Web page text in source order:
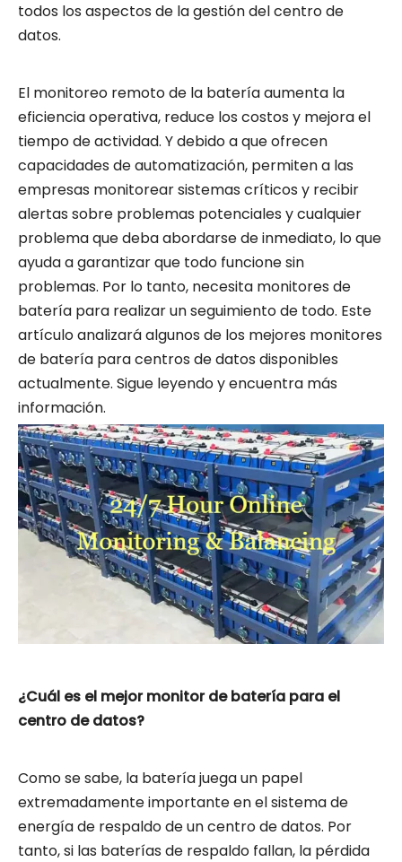
todos los aspectos de la gestión del centro de
datos.
El monitoreo remoto de la batería aumenta la
eficiencia operativa, reduce los costos y mejora el
tiempo de actividad. Y debido a que ofrecen
capacidades de automatización, permiten a las
empresas monitorear sistemas críticos y recibir
alertas sobre problemas potenciales y cualquier
problema que deba abordarse de inmediato, lo que
ayuda a garantizar que todo funcione sin
problemas. Por lo tanto, necesita monitores de
batería para realizar un seguimiento de todo. Este
artículo analizará algunos de los mejores monitores
de batería para centros de datos disponibles
actualmente. Sigue leyendo y encuentra más
información.
¿Cuál es el mejor monitor de batería para el
centro de datos?
Como se sabe, la batería juega un papel
extremadamente importante en el sistema de
energía de respaldo de un centro de datos. Por
tanto, si las baterías de respaldo fallan, la pérdida